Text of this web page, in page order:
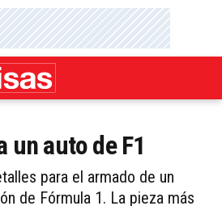
un auto de F1
para el armado de un
de Fórmula 1. La pieza más